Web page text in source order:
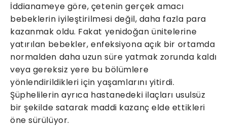
İddianameye göre, çetenin gerçek amacı
bebeklerin iyileştirilmesi değil, daha fazla para
kazanmak oldu. Fakat yenidoğan ünitelerine
yatırılan bebekler, enfeksiyona açık bir ortamda
normalden daha uzun süre yatmak zorunda kaldı
veya gereksiz yere bu bölümlere
yönlendirildikleri için yaşamlarını yitirdi.
Şüphelilerin ayrıca hastanedeki ilaçları usulsüz
bir şekilde satarak maddi kazanç elde ettikleri
öne sürülüyor.